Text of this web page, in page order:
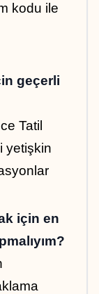
kodu ile
geçerli
Tatil
yetişkin
için en